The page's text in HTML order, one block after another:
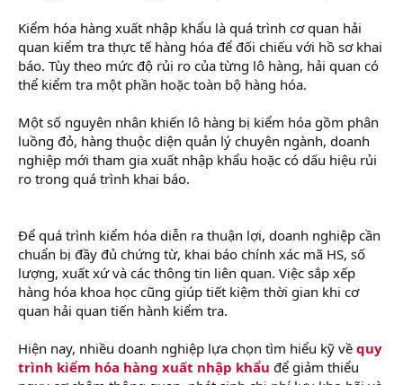
Kiểm hóa hàng xuất nhập khẩu là quá trình cơ quan hải
quan kiểm tra thực tế hàng hóa để đối chiếu với hồ sơ khai
báo. Tùy theo mức độ rủi ro của từng lô hàng, hải quan có
thể kiểm tra một phần hoặc toàn bộ hàng hóa.
Một số nguyên nhân khiến lô hàng bị kiểm hóa gồm phân
luồng đỏ, hàng thuộc diện quản lý chuyên ngành, doanh
nghiệp mới tham gia xuất nhập khẩu hoặc có dấu hiệu rủi
ro trong quá trình khai báo.
Để quá trình kiểm hóa diễn ra thuận lợi, doanh nghiệp cần
chuẩn bị đầy đủ chứng từ, khai báo chính xác mã HS, số
lượng, xuất xứ và các thông tin liên quan. Việc sắp xếp
hàng hóa khoa học cũng giúp tiết kiệm thời gian khi cơ
quan hải quan tiến hành kiểm tra.
Hiện nay, nhiều doanh nghiệp lựa chọn tìm hiểu kỹ về quy
trình kiểm hóa hàng xuất nhập khẩu để giảm thiểu